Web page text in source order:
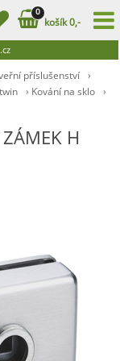
příslušenství ›
› Kování na sklo ›
H
0
košík 0,-